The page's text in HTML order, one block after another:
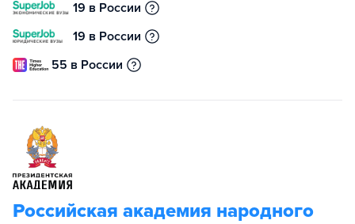
19 в России
19 в России
55 в России
Российская академия народного